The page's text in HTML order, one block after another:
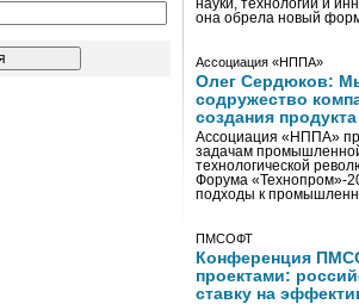
науки, технологий и
она обрела новый
Ассоциация «НППА»
Олег Сердюков:
содружество
создания
Ассоциация «НППА»
задачам
технологической
Форума «Технопром»-
подходы к
ПМСОФТ
Конференция
проектами:
ставку на